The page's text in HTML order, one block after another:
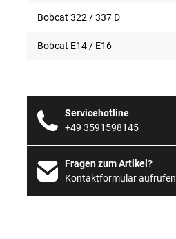
Bobcat 322 / 337 D
Bobcat E14 / E16
Servicehotline
+49 3591598145
Fragen zum Artikel?
Kontaktformular aufrufen